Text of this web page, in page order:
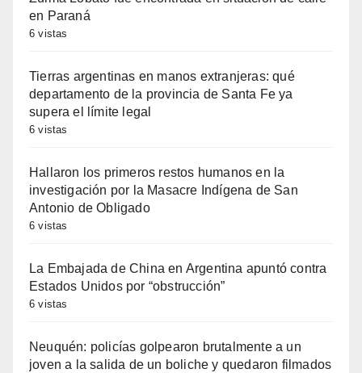
en Paraná
6 vistas
Tierras argentinas en manos extranjeras: qué
departamento de la provincia de Santa Fe ya
supera el límite legal
6 vistas
Hallaron los primeros restos humanos en la
investigación por la Masacre Indígena de San
Antonio de Obligado
6 vistas
La Embajada de China en Argentina apuntó contra
Estados Unidos por “obstrucción”
6 vistas
Neuquén: policías golpearon brutalmente a un
joven a la salida de un boliche y quedaron filmados